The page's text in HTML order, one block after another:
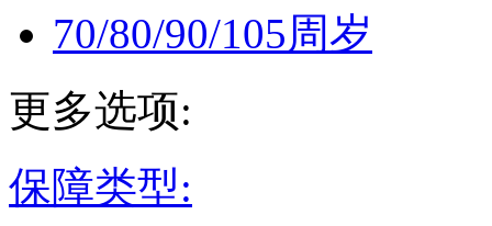
70/80/90/105周岁
更多选项:
保障类型: